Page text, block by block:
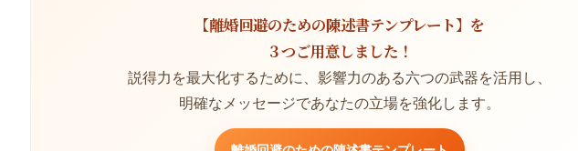
【離婚回避のための陳述書テンプレート】を
３つご用意しました！
説得力を最大化するために、影響力のある六つの武器を活用し、
明確なメッセージであなたの立場を強化します。